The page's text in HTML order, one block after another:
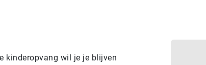
kinderopvang wil je je blijven